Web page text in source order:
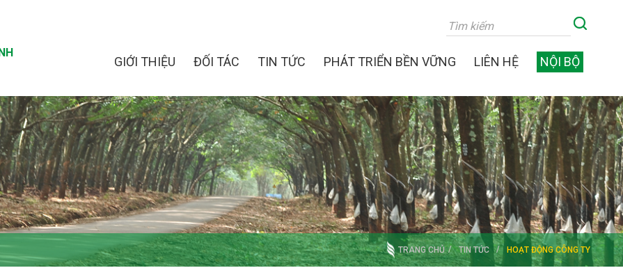
GIỚI THIỆU ĐỐI TÁC TIN TỨC PHÁT TRIỂN BỀN VỮNG LIÊN HỆ NỘI BỘ
TRANG CHỦ TIN TỨC HOẠT ĐỘNG CÔNG TY